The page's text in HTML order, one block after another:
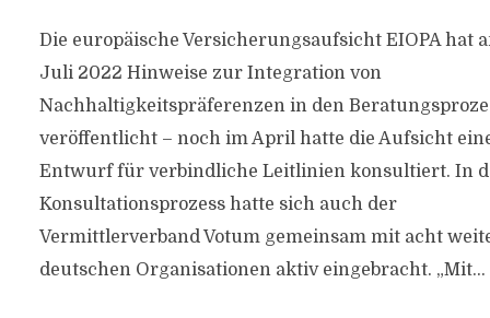
Die europäische Versicherungsaufsicht EIOPA hat
Juli 2022 Hinweise zur Integration von
Nachhaltigkeitspräferenzen in den
veröffentlicht – noch im April hatte die Aufsicht
Entwurf für verbindliche Leitlinien konsultiert. In
Konsultationsprozess hatte sich auch der
Vermittlerverband Votum gemeinsam mit acht
deutschen Organisationen aktiv eingebracht. „Mit...